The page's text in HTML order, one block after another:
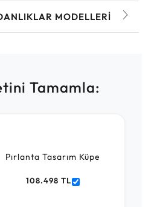
MODELLERI
Tamamla:
Pırlanta Tasarım Küpe
108.498 TL